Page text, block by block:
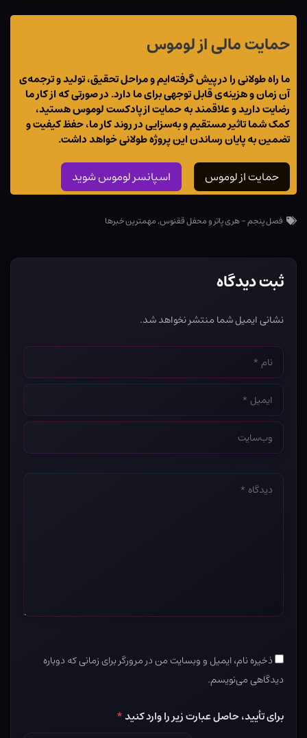
حمایت مالی از لوموس
ما راه طولانی را در پیش گرفته‌ایم و مراحل تحقیق، تولید و ترجمه‌ی
آن زمان و هزینه‌ی قابل توجهی برای ما دارد. در صورتی که از کار ما
رضایت دارید و علاقمند به حمایت از پادکست لوموس هستید،
کمک شما تاثیر مستقیم و به‌سزایی در روند کار ما، حفظ کیفیت و
تضمین به پایان رساندن این پروژه طولانی خواهد داشت.
حمایت از لوموس اسپانسر لوموس شوید
فصل پنجم - هری پاتر و محفل ققنوس,مهمترین خبرها
ثبت دیدگاه
نشانی ایمیل شما منتشر نخواهد شد.
نام
*
ایمیل
*
وب‌سایت
*
دیدگاه
ذخیره نام، ایمیل و وبسایت من در مرورگر برای زمانی که دوباره
دیدگاهی می‌نویسم.
برای تأیید، حاصل عبارت زیر را وارد کنید*